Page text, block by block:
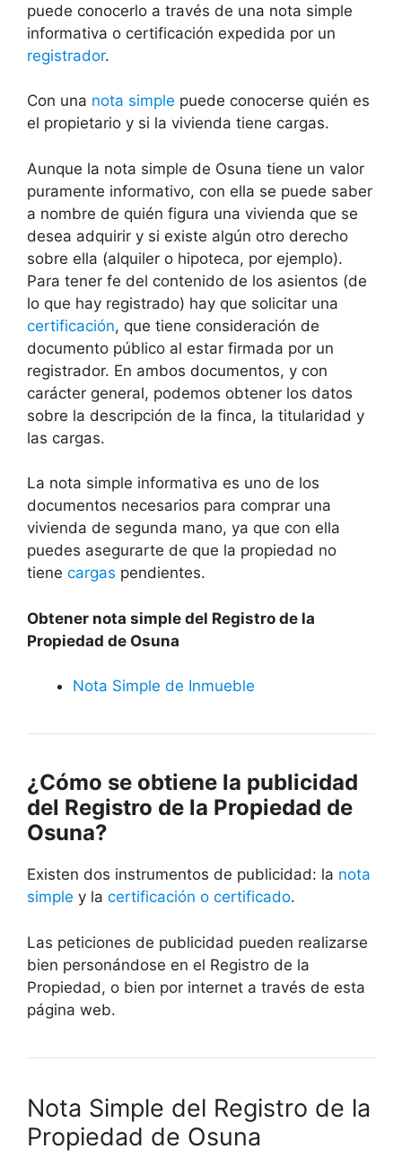
puede conocerlo a través de una nota simple
informativa o certificación expedida por un
registrador.
Con una nota simple puede conocerse quién es
el propietario y si la vivienda tiene cargas.
Aunque la nota simple de Osuna tiene un valor
puramente informativo, con ella se puede saber
a nombre de quién figura una vivienda que se
desea adquirir y si existe algún otro derecho
sobre ella (alquiler o hipoteca, por ejemplo).
Para tener fe del contenido de los asientos (de
lo que hay registrado) hay que solicitar una
certificación, que tiene consideración de
documento público al estar firmada por un
registrador. En ambos documentos, y con
carácter general, podemos obtener los datos
sobre la descripción de la finca, la titularidad y
las cargas.
La nota simple informativa es uno de los
documentos necesarios para comprar una
vivienda de segunda mano, ya que con ella
puedes asegurarte de que la propiedad no
tiene cargas pendientes.
Obtener nota simple del Registro de la
Propiedad de Osuna
Nota Simple de Inmueble
¿Cómo se obtiene la publicidad
del Registro de la Propiedad de
Osuna?
Existen dos instrumentos de publicidad: la nota
simple y la certificación o certificado.
Las peticiones de publicidad pueden realizarse
bien personándose en el Registro de la
Propiedad, o bien por internet a través de esta
página web.
Nota Simple del Registro de la
Propiedad de Osuna